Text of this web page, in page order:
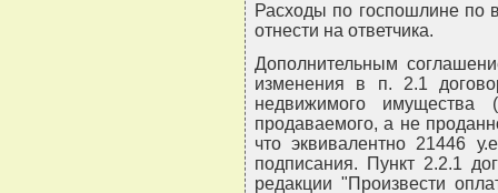
Расходы по госпошлине по
отнести на ответчика.
Дополнительным
изменения в п. 2.1
недвижимого имущества
продаваемого, а не
что эквивалентно 21446
подписания. Пункт 2.2.1
редакции "Произвести